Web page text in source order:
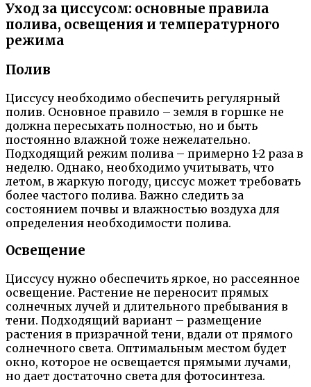
Уход за циссусом: основные правила
полива, освещения и температурного
режима
Полив
Циссусу необходимо обеспечить регулярный
полив. Основное правило – земля в горшке не
должна пересыхать полностью, но и быть
постоянно влажной тоже нежелательно.
Подходящий режим полива – примерно 1-2 раза в
неделю. Однако, необходимо учитывать, что
летом, в жаркую погоду, циссус может требовать
более частого полива. Важно следить за
состоянием почвы и влажностью воздуха для
определения необходимости полива.
Освещение
Циссусу нужно обеспечить яркое, но рассеянное
освещение. Растение не переносит прямых
солнечных лучей и длительного пребывания в
тени. Подходящий вариант – размещение
растения в призрачной тени, вдали от прямого
солнечного света. Оптимальным местом будет
окно, которое не освещается прямыми лучами,
но дает достаточно света для фотосинтеза.